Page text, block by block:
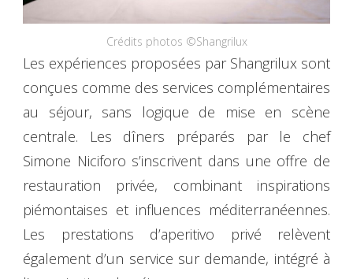
Crédits photos ©Shangrilux
Les expériences proposées par Shangrilux sont
conçues comme des services complémentaires
au séjour, sans logique de mise en scène
centrale. Les dîners préparés par le chef
Simone Niciforo s’inscrivent dans une offre de
restauration privée, combinant inspirations
piémontaises et influences méditerranéennes.
Les prestations d’aperitivo privé relèvent
également d’un service sur demande, intégré à